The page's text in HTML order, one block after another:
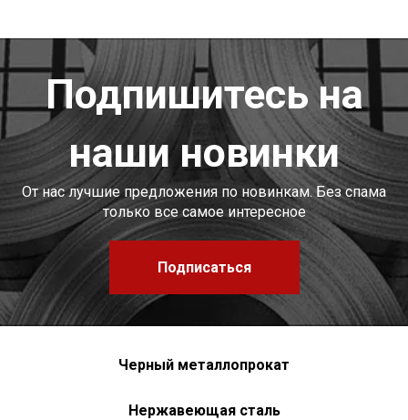
Подпишитесь на
наши новинки
От нас лучшие предложения по новинкам. Без спама
только все самое интересное
Подписаться
Черный металлопрокат
Нержавеющая сталь